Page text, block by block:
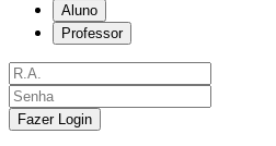
Aluno
Professor
Fazer Login